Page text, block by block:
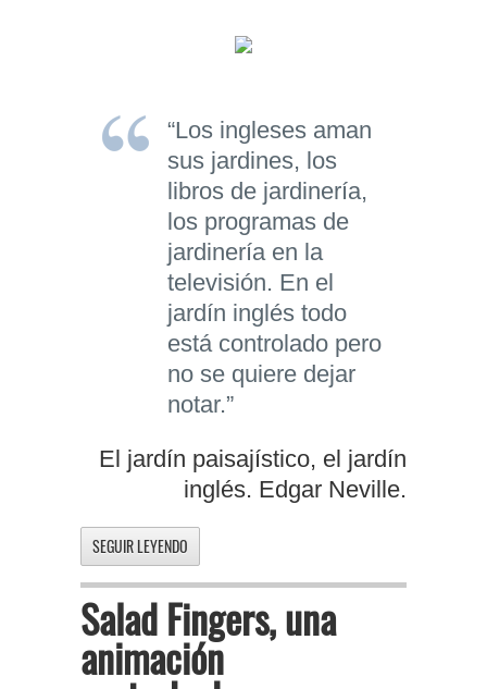
“Los ingleses aman
sus jardines, los
libros de jardinería,
los programas de
jardinería en la
televisión. En el
jardín inglés todo
está controlado pero
no se quiere dejar
notar.”
El jardín paisajístico, el jardín
inglés. Edgar Neville.
SEGUIR LEYENDO
Salad Fingers, una
animación